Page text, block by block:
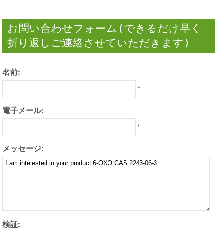
お問い合わせフォーム ( できるだけ早く
折り返しご連絡させていただきます )
名前:
*
電子メール:
*
メッセージ:
検証: